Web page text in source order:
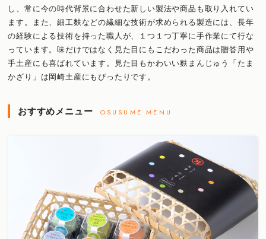
し、常に今の時代背景に合わせた新しい製法や商品も取り入れてい
ます。また、細工麩などの繊細な技術が求められる製造には、長年
の経験による技術を持った職人が、１つ１つ丁寧に手作業にて行な
っています。味だけではなく見た目にもこだわった商品は贈答用や
手土産にも喜ばれています。見た目もかわいい麩まんじゅう「たま
かざり」は岡崎土産にもぴったりです。
おすすめメニュー OSUSUME MENU